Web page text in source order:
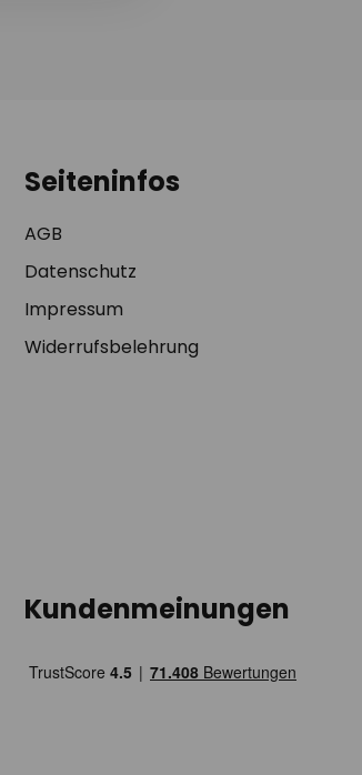
Seiteninfos
AGB
Datenschutz
Impressum
Widerrufsbelehrung
Kundenmeinungen